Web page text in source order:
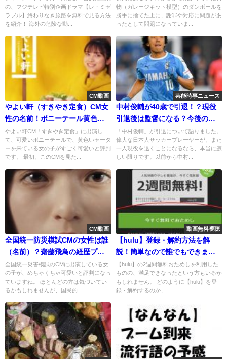
の、フジテレビ特別企画ドラマ【レ・ミゼ
ラブル】終わりなき旅路を無料で見る方法
を紹介！ 海外の危険な動...
物（ガレージキット模型）のダンボールを
勝手に捨てた上に、謝罪や対応に問題があ
ったとして問題になっていま...
CM動画
やよい軒（すきやき定食）CM女
性の名前！ポニーテール黄色い
服は誰？
やよい軒CM「すきやき定食」に出演し
て、可愛いポニーテールで、黄色いセータ
ーを来ている女の子がすごく可愛いと評判
です。 最初、このCMを見た...
芸能時事ニュース
中村俊輔が40歳で引退！？現役
引退後は監督になる？今後の目
標は？
「中村俊輔」が引退について語りました。
偉大な日本人サッカープレーヤーが、また
一人現役を退くことになるなら、本当に寂
しい限りです。以前から中村...
CM動画
全国統一防災模試CMの女性は誰
（名前）？齋藤飛鳥の経歴プロ
フ情報！
全国統一災害模試のCMに出演している女
の子が、めちゃくちゃ可愛いと評判になっ
ていますね。 ほとんどの方は気づいてい
るかもしれませんが、国民的...
動画無料視聴
【hulu】登録・解約方法を解
説！簡単なので誰でもできま
す！
【hulu】の2週間無料おためしを利用した
ものの、満足できなったという方もいるか
もしれません。 どのように【hulu】を登
録・解約するのか、...